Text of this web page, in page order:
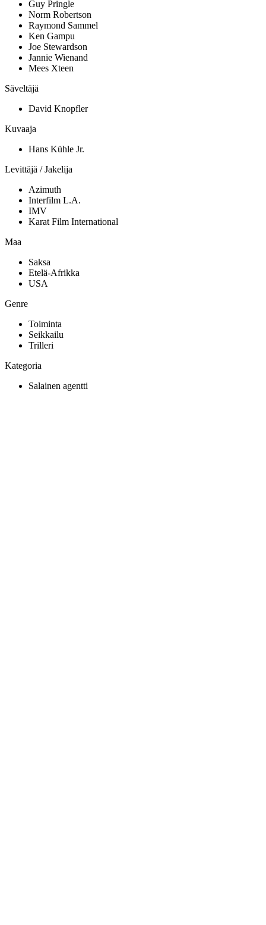
Guy Pringle
Norm Robertson
Raymond Sammel
Ken Gampu
Joe Stewardson
Jannie Wienand
Mees Xteen
Säveltäjä
David Knopfler
Kuvaaja
Hans Kühle Jr.
Levittäjä / Jakelija
Azimuth
Interfilm L.A.
IMV
Karat Film International
Maa
Saksa
Etelä-Afrikka
USA
Genre
Toiminta
Seikkailu
Trilleri
Kategoria
Salainen agentti